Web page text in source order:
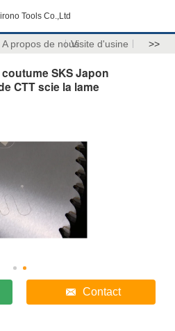
Tools Co.,Ltd
A propos de nousVisite d'usine >>
SKS Japon
CTT scie la lame
Contact